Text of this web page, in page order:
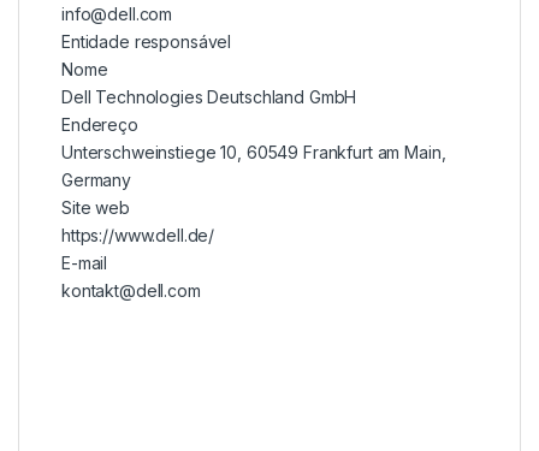
info@dell.com
Entidade responsável
Nome
Dell Technologies Deutschland GmbH
Endereço
Unterschweinstiege 10, 60549 Frankfurt am Main,
Germany
Site web
https://www.dell.de/
E-mail
kontakt@dell.com